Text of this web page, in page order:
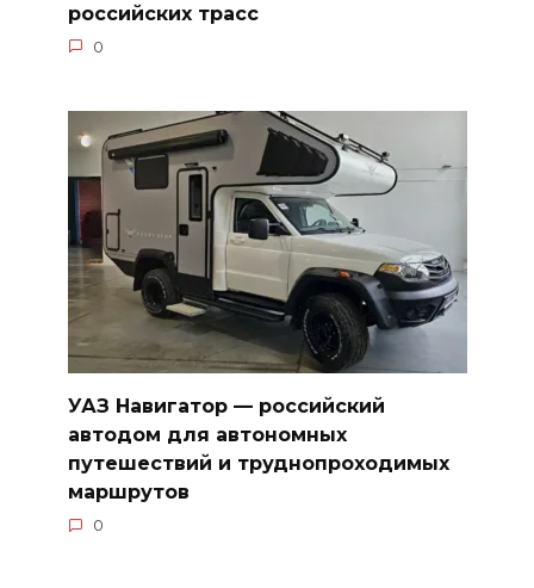
российских трасс
0
УАЗ Навигатор — российский
автодом для автономных
путешествий и труднопроходимых
маршрутов
0